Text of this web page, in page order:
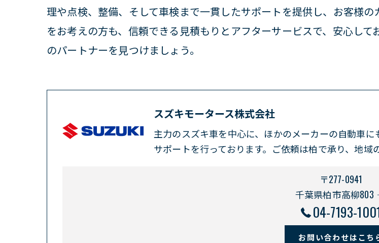
理や点検、整備、そして車検まで一貫したサポートを提供し、お客様
をお考えの方も、信頼できる見積もりとアフターサービスで、安心し
のパートナーを見つけましょう。
スズキモータース株式会社
主力のスズキ車を中心に、ほかのメーカーの自動車
サポートを行っております。ご依頼は柏で承り、地域
〒277-0941
千葉県柏市高柳
04-7193-
お問い合わせはこち